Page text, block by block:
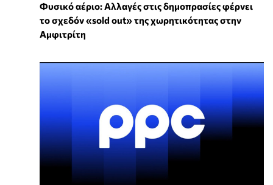
Φυσικό αέριο: Αλλαγές στις δημοπρασίες φέρνει
το σχεδόν «sold out» της χωρητικότητας στην
Αμφιτρίτη